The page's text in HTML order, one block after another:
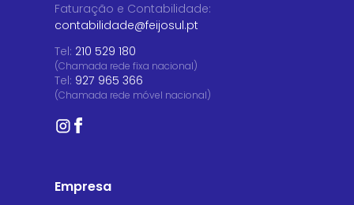
Faturação e Contabilidade:
contabilidade@feijosul.pt
Tel: 210 529 180
(Chamada rede fixa nacional)
Tel: 927 965 366
(Chamada rede móvel nacional)
Empresa